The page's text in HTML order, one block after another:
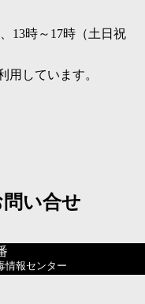
13時～17時（土日祝
用しています。
い合せ
報センター